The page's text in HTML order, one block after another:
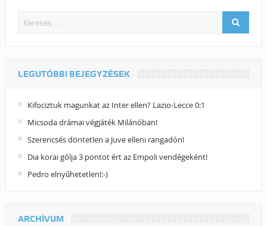
LEGUTÓBBI BEJEGYZÉSEK
Kifociztuk magunkat az Inter ellen? Lazio-Lecce 0:1
Micsoda drámai végjáték Milánóban!
Szerencsés döntetlen a Juve elleni rangadón!
Dia korai gólja 3 pontot ért az Empoli vendégeként!
Pedro elnyűhetetlen!:-)
ARCHÍVUM